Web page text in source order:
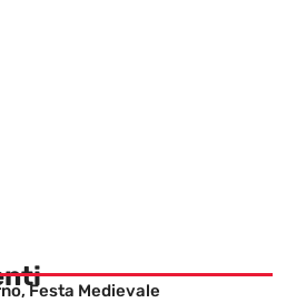
Festa Medievale